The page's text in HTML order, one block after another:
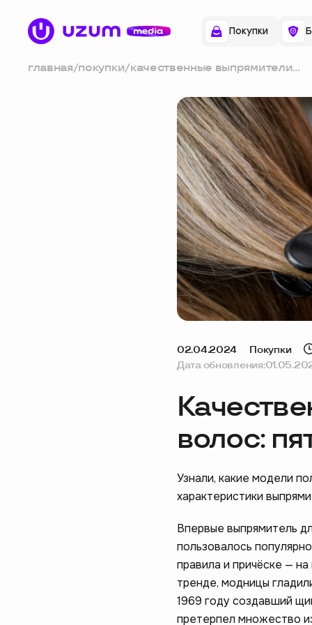
Покупки
главная/покупки/качественные выпрямители
моделей
02.04.2024
Покупки
Дата обновления:
волос:
Узнали, какие модели
характеристики
Впервые выпрямитель
пользовалось
правила и причёске —
тренде, модницы
1969 году создавший
претерпел множество